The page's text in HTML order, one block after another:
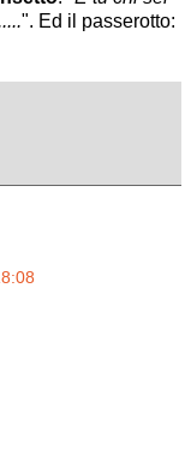
". Ed il passerotto: